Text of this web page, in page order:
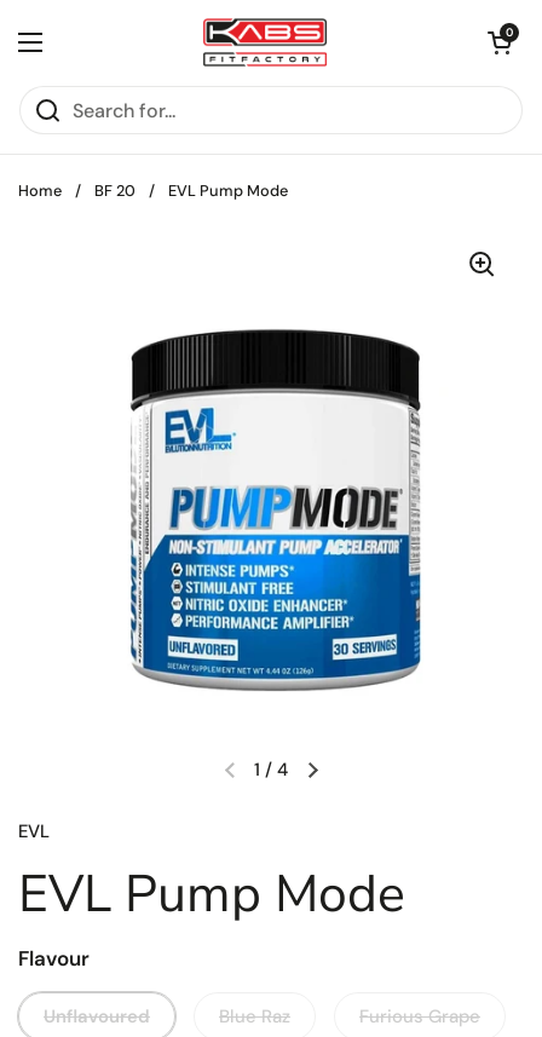
Open menu
Open cart
0
Home / BF 20 / EVL Pump Mode
1 / 4
EVL
EVL Pump Mode
Flavour
Unflavoured Blue Raz Furious Grape